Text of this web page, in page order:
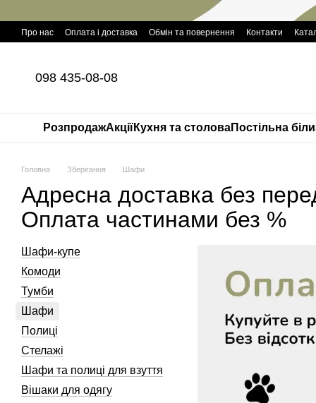
Про нас Оплата і доставка Обмін та повернення Контакти
098 435-08-08
РозпродажАкціїКухня та столоваПостільна
Головна Зберігання Шафи
Адресна доставка без
Оплата частинами без %
Шафи-купе
Комоди
Тумби
Шафи
Полиці
Стелажі
Шафи та полиці для взуття
Вішаки для одягу